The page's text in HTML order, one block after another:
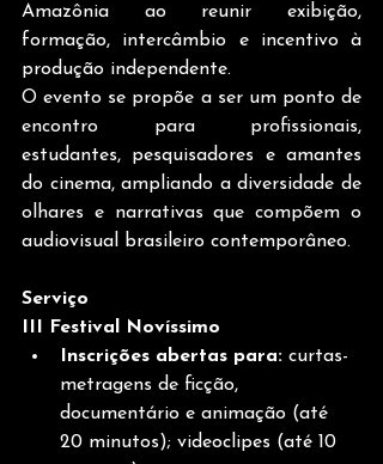
Amazônia ao reunir exibição,
formação, intercâmbio e incentivo à
produção independente.
O evento se propõe a ser um ponto de
encontro para profissionais,
estudantes, pesquisadores e amantes
do cinema, ampliando a diversidade de
olhares e narrativas que compõem o
audiovisual brasileiro contemporâneo.
Serviço
III Festival Novíssimo
Inscrições abertas para: curtas-
metragens de ficção,
documentário e animação (até
20 minutos); videoclipes (até 10